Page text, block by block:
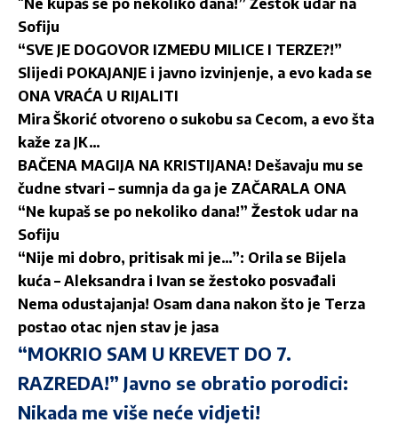
“Ne kupaš se po nekoliko dana!” Žestok udar na
Sofiju
“SVE JE DOGOVOR IZMEĐU MILICE I TERZE?!”
Slijedi POKAJANJE i javno izvinjenje, a evo kada se
ONA VRAĆA U RIJALITI
Mira Škorić otvoreno o sukobu sa Cecom, a evo šta
kaže za JK…
BAČENA MAGIJA NA KRISTIJANA! Dešavaju mu se
čudne stvari – sumnja da ga je ZAČARALA ONA
“Ne kupaš se po nekoliko dana!” Žestok udar na
Sofiju
“Nije mi dobro, pritisak mi je…”: Orila se Bijela
kuća – Aleksandra i Ivan se žestoko posvađali
Nema odustajanja! Osam dana nakon što je Terza
postao otac njen stav je jasa
“MOKRIO SAM U KREVET DO 7.
RAZREDA!” Javno se obratio porodici:
Nikada me više neće vidjeti!